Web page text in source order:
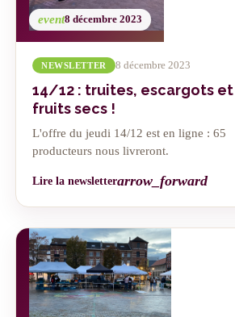
event8 décembre 2023
NEWSLETTER 8 décembre 2023
14/12 : truites, escargots et
fruits secs !
L'offre du jeudi 14/12 est en ligne : 65
producteurs nous livreront.
Lire la newsletterarrow_forward